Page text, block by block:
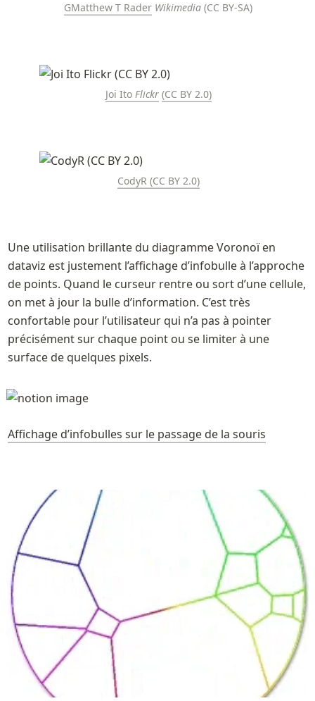
GMatthew T Rader Wikimedia (CC BY-SA)
Joi Ito Flickr (CC BY 2.0)
CodyR (CC BY 2.0)
Une utilisation brillante du diagramme Voronoï en
dataviz est justement l’affichage d’infobulle à l’approche
de points. Quand le curseur rentre ou sort d’une cellule,
on met à jour la bulle d’information. C’est très
confortable pour l’utilisateur qui n’a pas à pointer
précisément sur chaque point ou se limiter à une
Affichage d’infobulles sur le passage de la souris